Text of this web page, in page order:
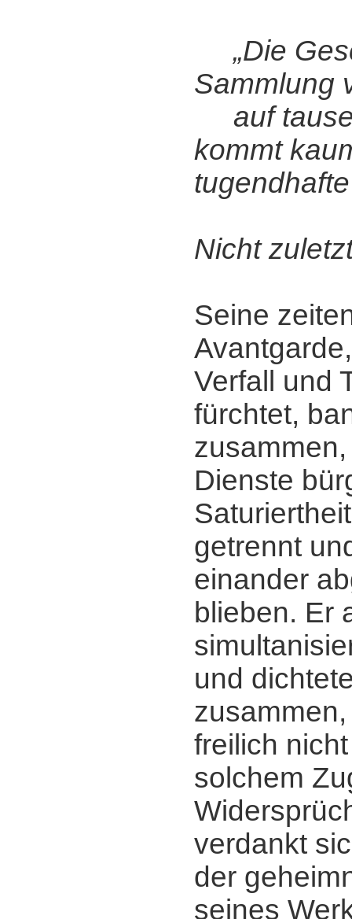
„Die
Sammlung
auf
kommt
tugendhafte
Nicht
Seine
Verfall und
fürchtet,
Dienste
getrennt
einander
blieben. Er
und
freilich
solchem
verdankt
der
seines